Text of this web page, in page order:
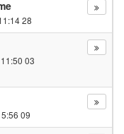
28
03
09